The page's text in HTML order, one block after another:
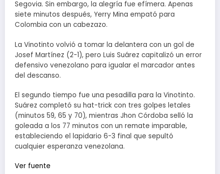
Segovia. Sin embargo, la alegría fue efímera. Apenas
siete minutos después, Yerry Mina empató para
Colombia con un cabezazo.
La Vinotinto volvió a tomar la delantera con un gol de
Josef Martínez (2-1), pero Luis Suárez capitalizó un error
defensivo venezolano para igualar el marcador antes
del descanso.
El segundo tiempo fue una pesadilla para la Vinotinto.
Suárez completó su hat-trick con tres golpes letales
(minutos 59, 65 y 70), mientras Jhon Córdoba selló la
goleada a los 77 minutos con un remate imparable,
estableciendo el lapidario 6-3 final que sepultó
cualquier esperanza venezolana.
Ver fuente